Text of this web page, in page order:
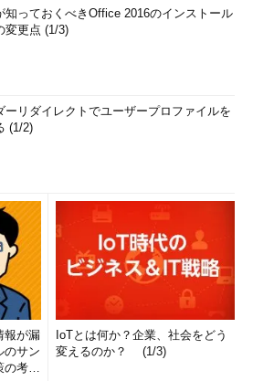
知っておくべきOffice 2016のインストール
変更点 (1/3)
ーリダイレクトでユーザープロファイルを
(1/2)
報が漏
サン
の考え
IoTとは何か？企業、社会をどう
変えるのか？ (1/3)